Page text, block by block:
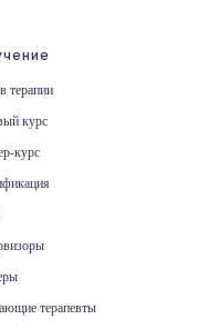
терапии
курс
курс
терапевты